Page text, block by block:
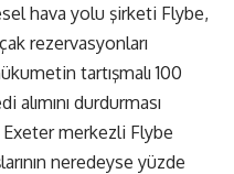
hava yolu şirketi Flybe,
rezervasyonları
tartışmalı 100
durdurması
merkezli Flybe
neredeyse yüzde